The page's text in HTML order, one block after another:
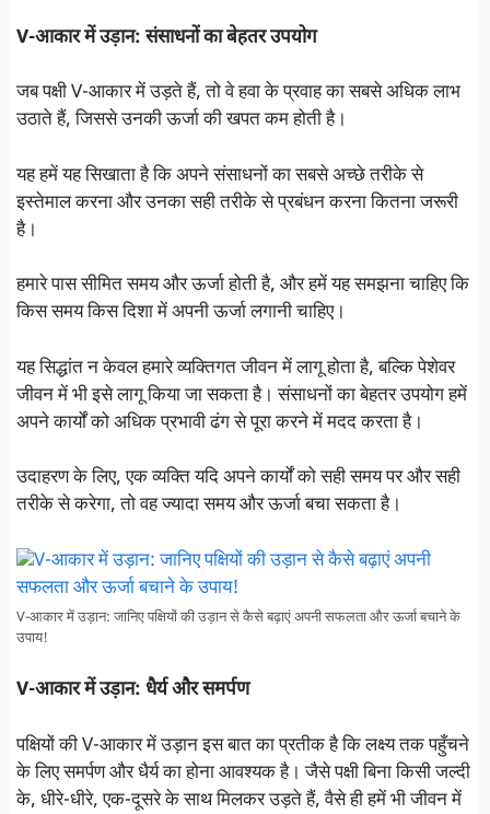
V-आकार में उड़ान: संसाधनों का बेहतर उपयोग
जब पक्षी V-आकार में उड़ते हैं, तो वे हवा के प्रवाह का सबसे अधिक लाभ
उठाते हैं, जिससे उनकी ऊर्जा की खपत कम होती है।
यह हमें यह सिखाता है कि अपने संसाधनों का सबसे अच्छे तरीके से
इस्तेमाल करना और उनका सही तरीके से प्रबंधन करना कितना जरूरी
है।
हमारे पास सीमित समय और ऊर्जा होती है, और हमें यह समझना चाहिए कि
किस समय किस दिशा में अपनी ऊर्जा लगानी चाहिए।
यह सिद्धांत न केवल हमारे व्यक्तिगत जीवन में लागू होता है, बल्कि पेशेवर
जीवन में भी इसे लागू किया जा सकता है। संसाधनों का बेहतर उपयोग हमें
अपने कार्यों को अधिक प्रभावी ढंग से पूरा करने में मदद करता है।
उदाहरण के लिए, एक व्यक्ति यदि अपने कार्यों को सही समय पर और सही
तरीके से करेगा, तो वह ज्यादा समय और ऊर्जा बचा सकता है।
V-आकार में उड़ान: जानिए पक्षियों की उड़ान से कैसे बढ़ाएं अपनी सफलता और ऊर्जा बचाने के
उपाय!
V-आकार में उड़ान: धैर्य और समर्पण
पक्षियों की V-आकार में उड़ान इस बात का प्रतीक है कि लक्ष्य तक पहुँचने
के लिए समर्पण और धैर्य का होना आवश्यक है। जैसे पक्षी बिना किसी जल्दी
के, धीरे-धीरे, एक-दूसरे के साथ मिलकर उड़ते हैं, वैसे ही हमें भी जीवन में